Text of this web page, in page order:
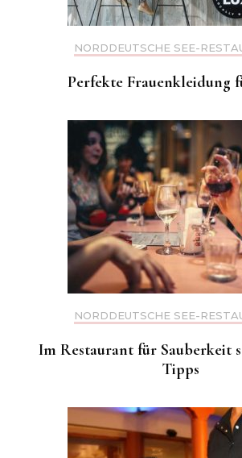
NORDDEUTSCHE SEE-
Perfekte Frauenkleidung
NORDDEUTSCHE SEE-
Im Restaurant für Sauberkeit
Tipps